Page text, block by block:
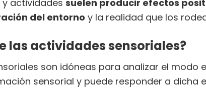
y actividades suelen producir efectos
del entorno y la realidad que los
las actividades sensoriales?
son idóneas para analizar el modo
sensorial y puede responder a dicha